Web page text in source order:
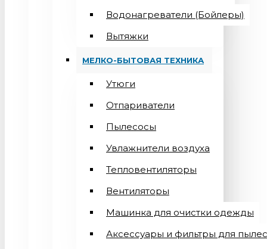
Водонагреватели (Бойлеры)
Вытяжки
МЕЛКО-БЫТОВАЯ ТЕХНИКА
Утюги
Отпариватели
Пылесосы
Увлажнители воздуха
Тепловентиляторы
Вентиляторы
Машинка для очистки одежды
Аксессуары и фильтры для